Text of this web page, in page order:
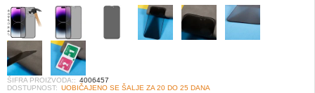
ŠIFRA PROIZVODA:: 4006457
DOSTUPNOST: UOBIČAJENO SE ŠALJE ZA 20 DO 25 DANA